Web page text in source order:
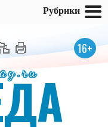
16+
Рубрики